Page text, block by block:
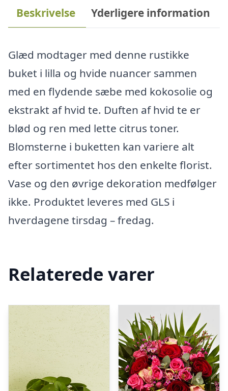
Beskrivelse Yderligere information
Glæd modtager med denne rustikke
buket i lilla og hvide nuancer sammen
med en flydende sæbe med kokosolie og
ekstrakt af hvid te. Duften af hvid te er
blød og ren med lette citrus toner.
Blomsterne i buketten kan variere alt
efter sortimentet hos den enkelte florist.
Vase og den øvrige dekoration medfølger
ikke. Produktet leveres med GLS i
hverdagene tirsdag – fredag.
Relaterede varer